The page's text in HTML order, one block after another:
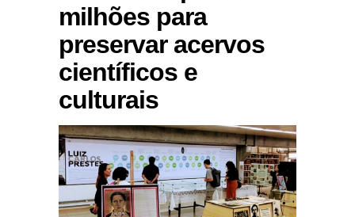
milhões para
preservar acervos
científicos e
culturais